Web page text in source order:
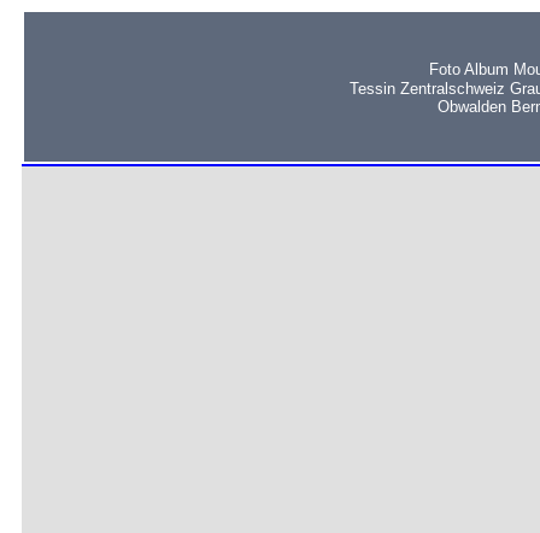
Foto Album
Tessin Zentralschweiz
Obwalden